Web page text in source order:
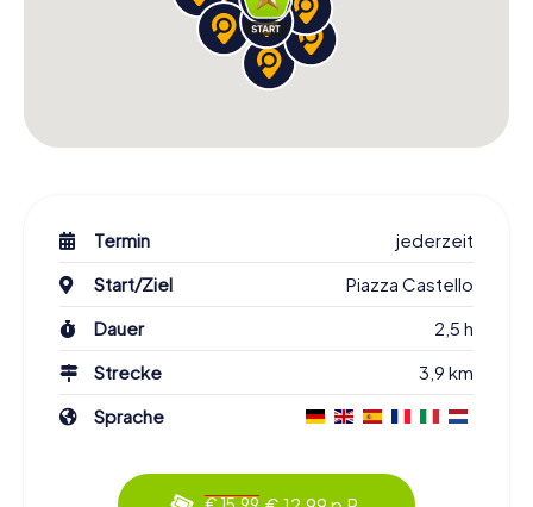
Termin
jederzeit
Start/Ziel
Piazza Castello
Dauer
2,5 h
Strecke
3,9 km
Sprache